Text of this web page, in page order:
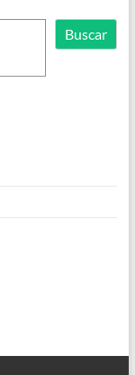
Buscar